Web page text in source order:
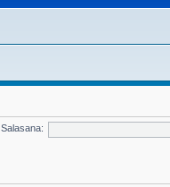
Salasana: